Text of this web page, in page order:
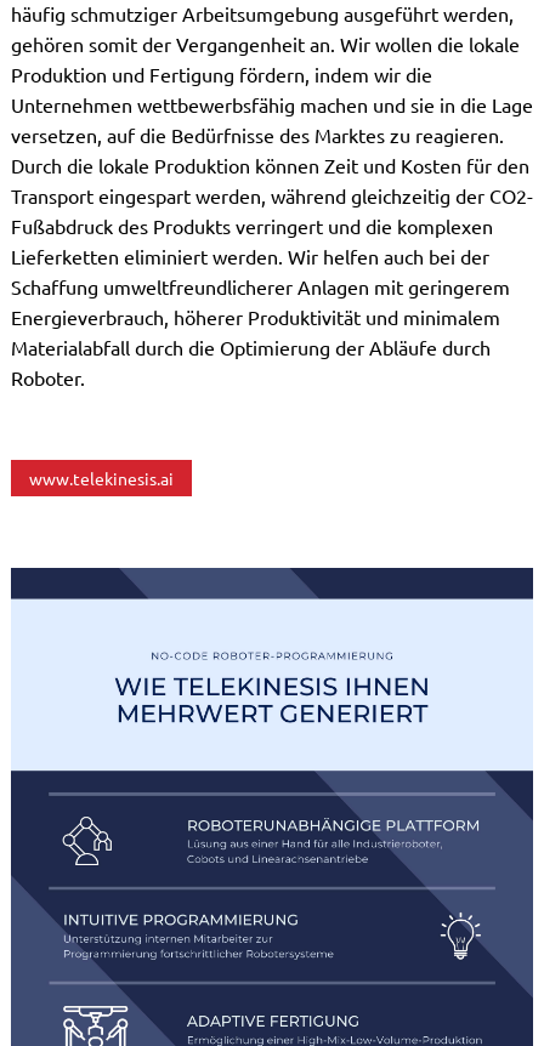
häufig schmutziger Arbeitsumgebung ausgeführt werden,
gehören somit der Vergangenheit an. Wir wollen die lokale
Produktion und Fertigung fördern, indem wir die
Unternehmen wettbewerbsfähig machen und sie in die Lage
versetzen, auf die Bedürfnisse des Marktes zu reagieren.
Durch die lokale Produktion können Zeit und Kosten für den
Transport eingespart werden, während gleichzeitig der CO2-
Fußabdruck des Produkts verringert und die komplexen
Lieferketten eliminiert werden. Wir helfen auch bei der
Schaffung umweltfreundlicherer Anlagen mit geringerem
Energieverbrauch, höherer Produktivität und minimalem
Materialabfall durch die Optimierung der Abläufe durch
Roboter.
www.telekinesis.ai